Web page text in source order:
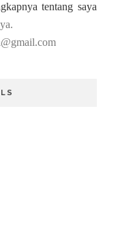
tentang saya